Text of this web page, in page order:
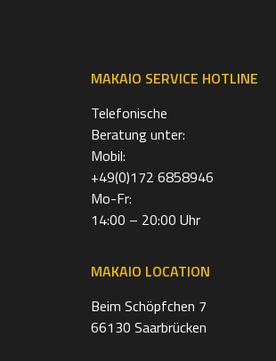
MAKAIO SERVICE HOTLINE
Telefonische
Beratung unter:
Mobil:
+49(0)172 6858946
Mo-Fr:
14:00 – 20:00 Uhr
MAKAIO LOCATION
Beim Schöpfchen 7
66130 Saarbrücken